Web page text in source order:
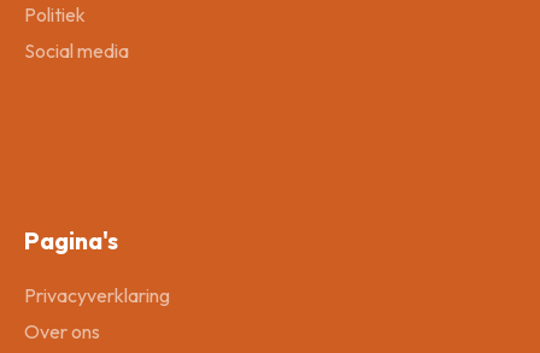
Politiek
Social media
Pagina's
Privacyverklaring
Over ons